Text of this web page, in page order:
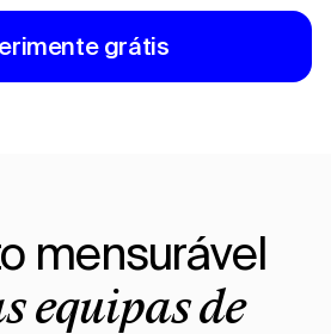
grátis
mensurável
equipas de